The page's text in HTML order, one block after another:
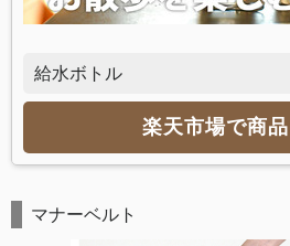
給水ボトル
楽天市場で商
マナーベルト